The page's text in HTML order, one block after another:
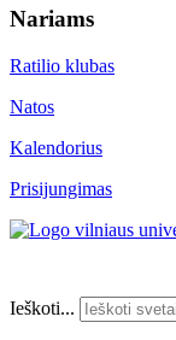
Nariams
Ratilio klubas
Natos
Kalendorius
Prisijungimas
Ieškoti...